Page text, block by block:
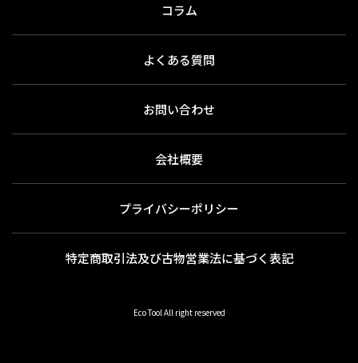
コラム
よくある質問
お問い合わせ
会社概要
プライバシーポリシー
特定商取引法及び古物営業法に基づく表記
Eco Tool All right reserved